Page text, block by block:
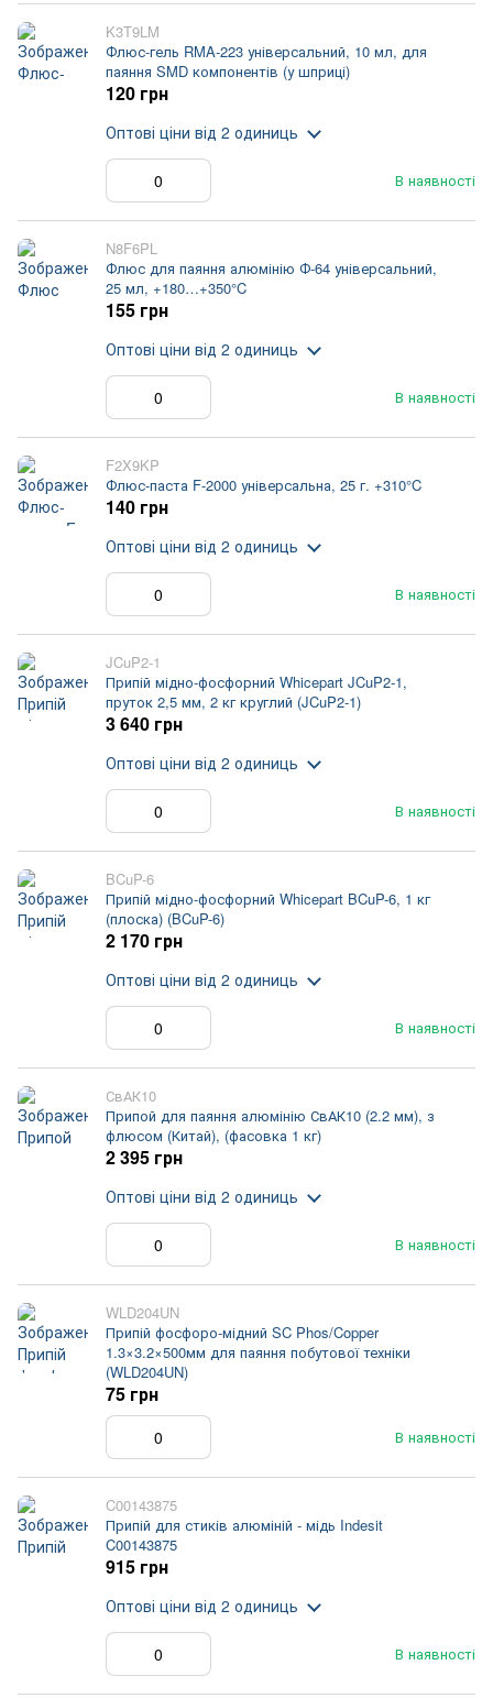
K3T9LM
Флюс-гель RMA-223 універсальний, 10 мл, для
паяння SMD компонентів (у шприці)
В наявності
120 грн
Оптові ціни від 2 одиниць
N8F6PL
Флюс для паяння алюмінію Ф-64 універсальний,
25 мл, +180…+350°C
В наявності
155 грн
Оптові ціни від 2 одиниць
F2X9KP
Флюс-паста F-2000 універсальна, 25 г. +310°C
В наявності
140 грн
Оптові ціни від 2 одиниць
JCuP2-1
Припій мідно-фосфорний Whicepart JCuP2-1,
пруток 2,5 мм, 2 кг круглий (JCuP2-1)
В наявності
3 640 грн
Оптові ціни від 2 одиниць
BCuP-6
Припій мідно-фосфорний Whicepart BCuP-6, 1 кг
(плоска) (BCuP-6)
В наявності
2 170 грн
Оптові ціни від 2 одиниць
СвАК10
Припой для паяння алюмінію СвАК10 (2.2 мм), з
флюсом (Китай), (фасовка 1 кг)
В наявності
2 395 грн
Оптові ціни від 2 одиниць
WLD204UN
Припій фосфоро-мідний SC Phos/Copper
1.3×3.2×500мм для паяння побутової техніки
(WLD204UN)
В наявності
75 грн
C00143875
Припій для стиків алюміній - мідь Indesit
C00143875
В наявності
915 грн
Оптові ціни від 2 одиниць